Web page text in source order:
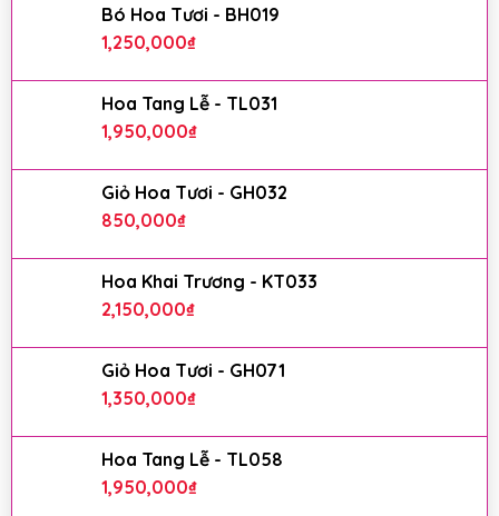
Bó Hoa Tươi - BH019
1,250,000₫
Hoa Tang Lễ - TL031
1,950,000₫
Giỏ Hoa Tươi - GH032
850,000₫
Hoa Khai Trương - KT033
2,150,000₫
Giỏ Hoa Tươi - GH071
1,350,000₫
Hoa Tang Lễ - TL058
1,950,000₫